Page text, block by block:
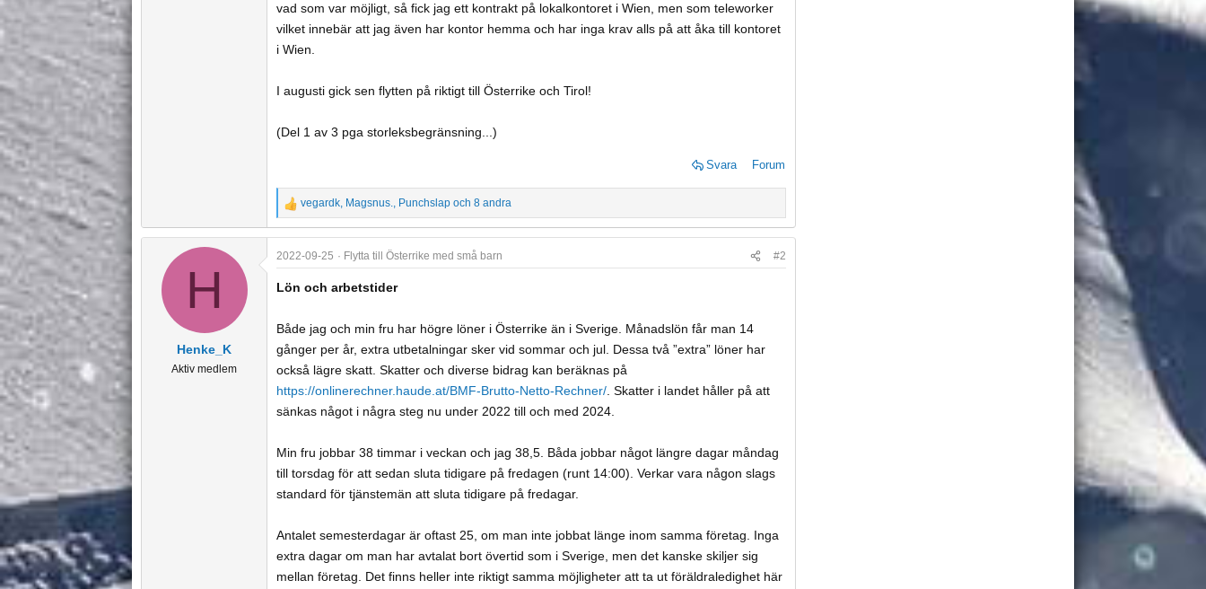
vad som var möjligt, så fick jag ett kontrakt på lokalkontoret i Wien, men som teleworker
vilket innebär att jag även har kontor hemma och har inga krav alls på att åka till kontoret
i Wien.
I augusti gick sen flytten på riktigt till Österrike och Tirol!
(Del 1 av 3 pga storleksbegränsning...)
Svara Forum
R
e
n
s
:
vegardk, Magsnus., Punchslap och 8 andra
H
Henke_K
Aktiv medlem
2022-09-25 Flytta till Österrike med små barn #2
Lön och arbetstider
Både jag och min fru har högre löner i Österrike än i Sverige. Månadslön får man 14
gånger per år, extra utbetalningar sker vid sommar och jul. Dessa två ”extra” löner har
också lägre skatt. Skatter och diverse bidrag kan beräknas på
https://onlinerechner.haude.at/BMF-Brutto-Netto-Rechner/ . Skatter i landet håller på att
sänkas något i några steg nu under 2022 till och med 2024.
Min fru jobbar 38 timmar i veckan och jag 38,5. Båda jobbar något längre dagar måndag
till torsdag för att sedan sluta tidigare på fredagen (runt 14:00). Verkar vara någon slags
standard för tjänstemän att sluta tidigare på fredagar.
Antalet semesterdagar är oftast 25, om man inte jobbat länge inom samma företag. Inga
extra dagar om man har avtalat bort övertid som i Sverige, men det kanske skiljer sig
mellan företag. Det finns heller inte riktigt samma möjligheter att ta ut föräldraledighet här